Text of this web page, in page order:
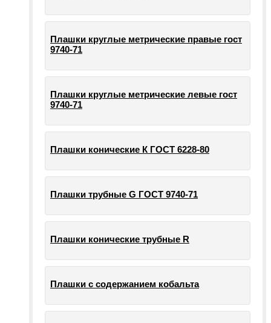
Плашки круглые метрические правые гост
9740-71
Плашки круглые метрические левые гост
9740-71
Плашки конические К ГОСТ 6228-80
Плашки трубные G ГОСТ 9740-71
Плашки конические трубные R
Плашки с содержанием кобальта